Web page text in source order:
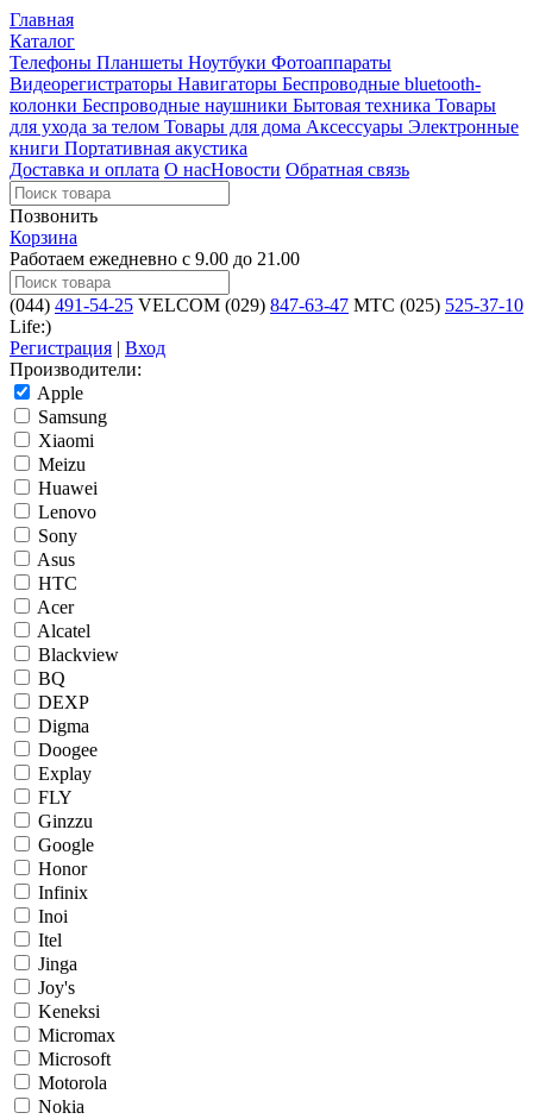
Главная
Каталог
Телефоны Планшеты Ноутбуки Фотоаппараты
Видеорегистраторы Навигаторы Беспроводные bluetooth-
колонки Беспроводные наушники Бытовая техника Товары
для ухода за телом Товары для дома Аксессуары Электронные
книги Портативная акустика
Доставка и оплата О насНовости Обратная связь
Позвонить
Корзина
Работаем ежедневно с 9.00 до 21.00
(044) 491-54-25 VELCOM (029) 847-63-47 MTC (025) 525-37-10
Life:)
Регистрация | Вход
Производители:
Apple
Samsung
Xiaomi
Meizu
Huawei
Lenovo
Sony
Asus
HTC
Acer
Alcatel
Blackview
BQ
DEXP
Digma
Doogee
Explay
FLY
Ginzzu
Google
Honor
Infinix
Inoi
Itel
Jinga
Joy's
Keneksi
Micromax
Microsoft
Motorola
Nokia